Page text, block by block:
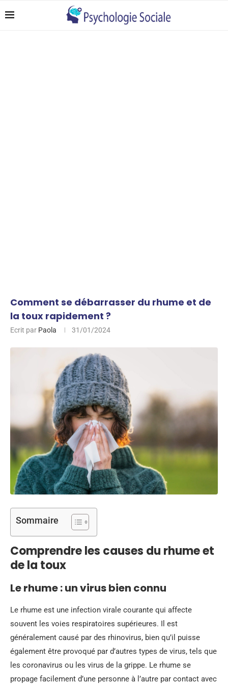
Comment se débarrasser du rhume et de
la toux rapidement ?
Ecrit par Paola 31/01/2024
Sommaire
Comprendre les causes du rhume et
de la toux
Le rhume : un virus bien connu
Le rhume est une infection virale courante qui affecte
souvent les voies respiratoires supérieures. Il est
généralement causé par des rhinovirus, bien qu’il puisse
également être provoqué par d’autres types de virus, tels que
les coronavirus ou les virus de la grippe. Le rhume se
propage facilement d’une personne à l’autre par contact avec